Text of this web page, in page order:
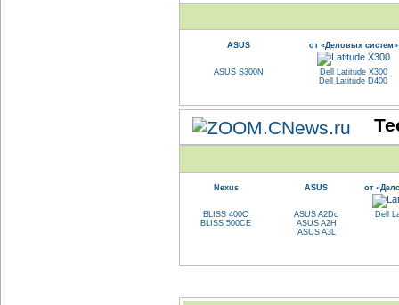
ASUS от «Деловых систем»
ASUS S300N
Dell Latitude X300
Dell Latitude D400
Nexus ASUS от
BLISS 400C
BLISS 500CE
ASUS A2Dc
ASUS A2H
ASUS A3L
Dell